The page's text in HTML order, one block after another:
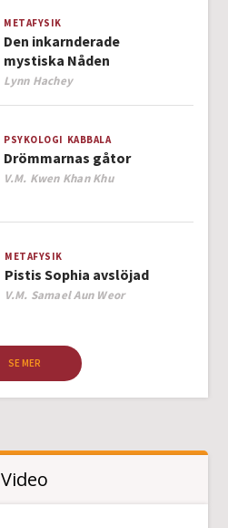
METAFYSIK
Den inkarnderade
mystiska Nåden
Author
Lynn Hachey
PSYKOLOGI KABBALA
Drömmarnas gåtor
Author
V.M. Kwen Khan Khu
METAFYSIK
Pistis Sophia avslöjad
Author
V.M. Samael Aun Weor
SE MER
Video